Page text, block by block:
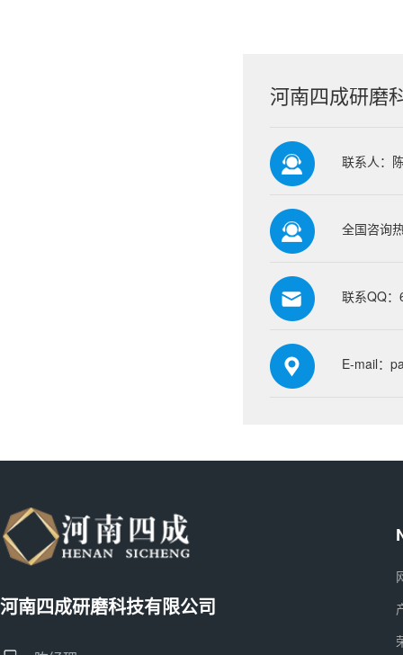
河南四成研磨
联系人：
全国咨询
联系QQ
E-mail：
河南四成研磨科技有限公司